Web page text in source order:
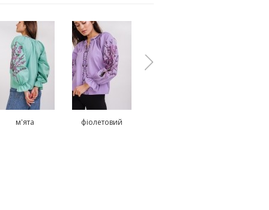
м'ята фіолетовий